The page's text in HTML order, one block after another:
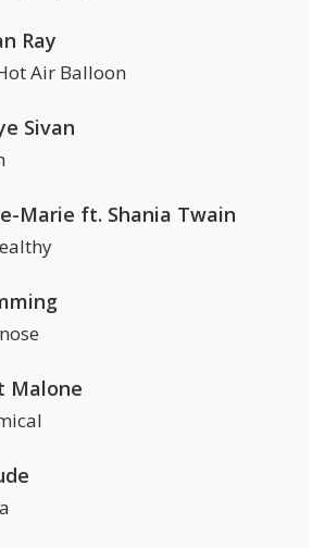
Ray
Air Balloon
Sivan
Marie ft. Shania Twain
Malone